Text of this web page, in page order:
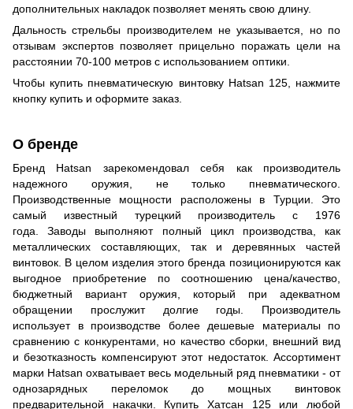
дополнительных накладок позволяет менять свою длину.
Дальность стрельбы производителем не указывается, но по
отзывам экспертов позволяет прицельно поражать цели на
расстоянии 70-100 метров с использованием оптики.
Чтобы купить пневматическую винтовку Hatsan 125, нажмите
кнопку купить и оформите заказ.
О бренде
Бренд Hatsan зарекомендовал себя как производитель
надежного оружия, не только пневматического.
Производственные мощности расположены в Турции. Это
самый известный турецкий производитель с 1976
года. Заводы выполняют полный цикл производства, как
металлических составляющих, так и деревянных частей
винтовок. В целом изделия этого бренда позиционируются как
выгодное приобретение по соотношению цена/качество,
бюджетный вариант оружия, который при адекватном
обращении прослужит долгие годы. Производитель
использует в производстве более дешевые материалы по
сравнению с конкурентами, но качество сборки, внешний вид
и безотказность компенсируют этот недостаток. Ассортимент
марки Hatsan охватывает весь модельный ряд пневматики - от
однозарядных переломок до мощных винтовок
предварительной накачки. Купить Хатсан 125 или любой